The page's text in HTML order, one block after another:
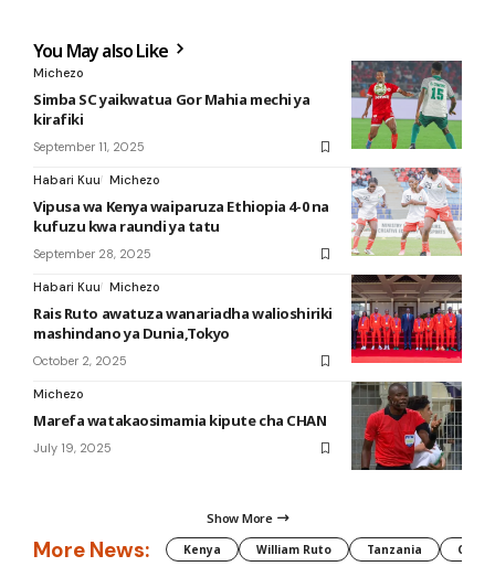
You May also Like
Michezo
Simba SC yaikwatua Gor Mahia mechi ya
kirafiki
September 11, 2025
Habari Kuu Michezo
Vipusa wa Kenya waiparuza Ethiopia 4-0 na
kufuzu kwa raundi ya tatu
September 28, 2025
Habari Kuu Michezo
Rais Ruto awatuza wanariadha walioshiriki
mashindano ya Dunia,Tokyo
October 2, 2025
Michezo
Marefa watakaosimamia kipute cha CHAN
July 19, 2025
Show More
More News: Kenya William Ruto Tanzania CAF